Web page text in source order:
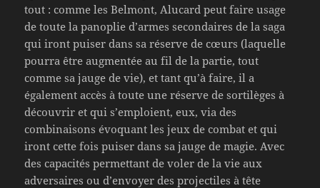
tout : comme les Belmont, Alucard peut faire usage
de toute la panoplie d’armes secondaires de la saga
qui iront puiser dans sa réserve de cœurs (laquelle
pourra être augmentée au fil de la partie, tout
comme sa jauge de vie), et tant qu’à faire, il a
également accès à toute une réserve de sortilèges à
découvrir et qui s’emploient, eux, via des
combinaisons évoquant les jeux de combat et qui
iront cette fois puiser dans sa jauge de magie. Avec
des capacités permettant de voler de la vie aux
adversaires ou d’envoyer des projectiles à tête